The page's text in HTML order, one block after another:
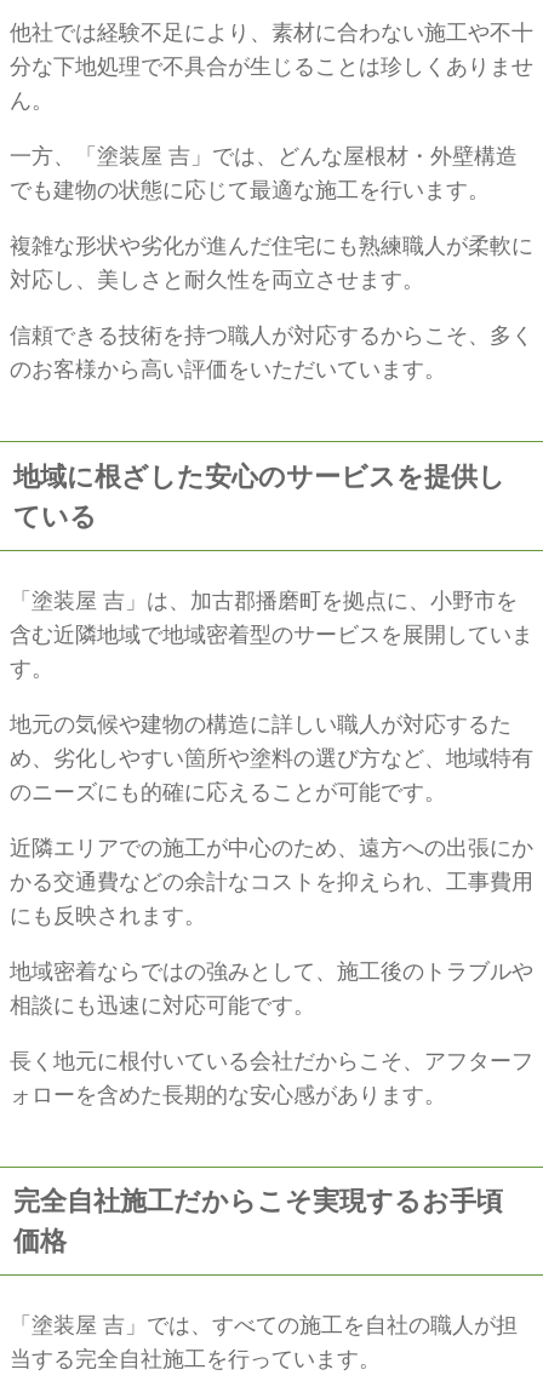
他社では経験不足により、素材に合わない施工や不十
分な下地処理で不具合が生じることは珍しくありませ
ん。
一方、「塗装屋 吉」では、どんな屋根材・外壁構造
でも建物の状態に応じて最適な施工を行います。
複雑な形状や劣化が進んだ住宅にも熟練職人が柔軟に
対応し、美しさと耐久性を両立させます。
信頼できる技術を持つ職人が対応するからこそ、多く
のお客様から高い評価をいただいています。
地域に根ざした安心のサービスを提供し
ている
「塗装屋 吉」は、加古郡播磨町を拠点に、小野市を
含む近隣地域で地域密着型のサービスを展開していま
す。
地元の気候や建物の構造に詳しい職人が対応するた
め、劣化しやすい箇所や塗料の選び方など、地域特有
のニーズにも的確に応えることが可能です。
近隣エリアでの施工が中心のため、遠方への出張にか
かる交通費などの余計なコストを抑えられ、工事費用
にも反映されます。
地域密着ならではの強みとして、施工後のトラブルや
相談にも迅速に対応可能です。
長く地元に根付いている会社だからこそ、アフターフ
ォローを含めた長期的な安心感があります。
完全自社施工だからこそ実現するお手頃
価格
「塗装屋 吉」では、すべての施工を自社の職人が担
当する完全自社施工を行っています。